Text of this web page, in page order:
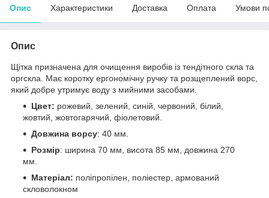
Опис Характеристики Доставка Оплата Умови
Опис
Щітка призначена для очищення виробів із тендітного скла та
оргскла. Має коротку ергономічну ручку та розщеплений ворс,
який добре утримує воду з мийними засобами.
Цвет: рожевий, зелений, синій, червоний, білий,
жовтий, жовтогарячий, фіолетовий.
Довжина ворсу: 40 мм.
Розмір: ширина 70 мм, висота 85 мм, довжина 270
мм.
Матеріал: поліпропілен, поліестер, армований
скловолокном